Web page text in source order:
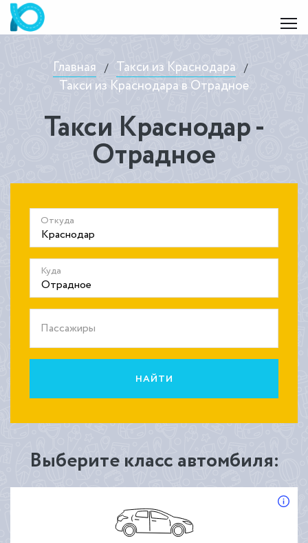
Главная / Такси из Краснодара /
Такси из Краснодара в Отрадное
Такси Краснодар -
Отрадное
Откуда
Куда
Пассажиры
НАЙТИ
Выберите класс автомбиля: